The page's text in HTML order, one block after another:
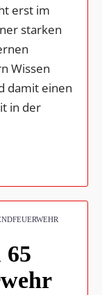
erst im
starken
Wissen
damit einen
in der